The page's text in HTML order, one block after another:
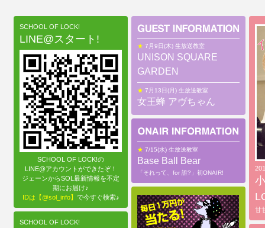
SCHOOL OF LOCK!
LINE@スタート!
SCHOOL OF LOCK!の
LINE@アカウントができたぞ！
ジェーンからSOL最新情報を不定
期にお届け♪
IDは【@sol_info】 で今すぐ検索♪
SCHOOL OF LOCK!
★ 7月9日(木) 生放送教室
UNISON SQUARE
GARDEN
★ 7月13日(月) 生放送教室
女王蜂 アヴちゃん
★ 7/15(水) 生放送教室
Base Ball Bear
「それって、for 誰?」初ONAIR!
甘